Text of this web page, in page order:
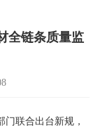
全链条质量监
联合出台新规，